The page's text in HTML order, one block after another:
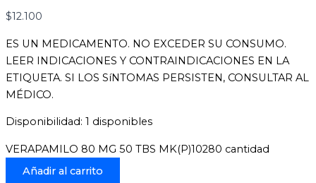
$12.100
ES UN MEDICAMENTO. NO EXCEDER SU CONSUMO.
LEER INDICACIONES Y CONTRAINDICACIONES EN LA
ETIQUETA. SI LOS SíNTOMAS PERSISTEN, CONSULTAR AL
MÉDICO.
Disponibilidad: 1 disponibles
VERAPAMILO 80 MG 50 TBS MK(P)10280 cantidad
Añadir al carrito